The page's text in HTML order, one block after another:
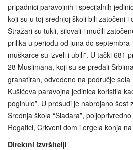
pripadnici paravojnih i specijalnih
koji su u toj srednjoj školi bili zatočeni i
Stražari su tukli, silovali i mučili
prilika u periodu od juna do
muškarce su izveli i ubili”. U tački 681
28 Muslimana, koji su se predali
granatiran, odvedeno na područje
Kušićeva paravojna jedinica koristila
poginulo”. U presudi je nabrojano šest
Srednja škola “Sladara”,
Rogatici, Crkveni dom i ergela konja
Direktni izvršitelji